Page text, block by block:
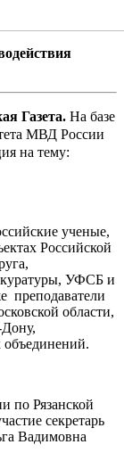
Газета. На базе
МВД России
на тему:
ученые,
Российской
УФСБ и
преподаватели
области,
объединений.
по Рязанской
секретарь
Вадимовна